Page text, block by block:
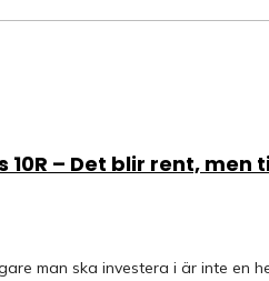
10R – Det blir rent, men
man ska investera i är inte en